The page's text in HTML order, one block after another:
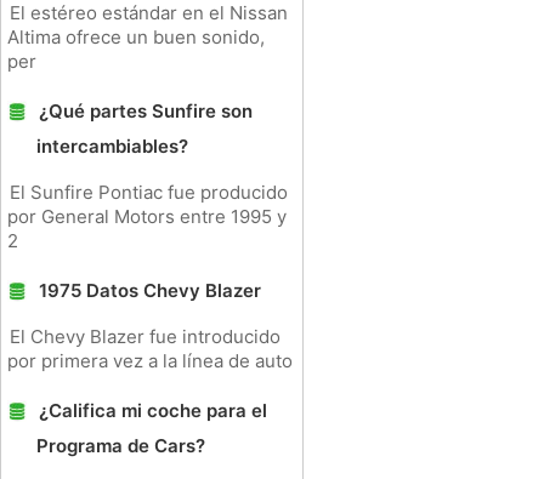
El estéreo estándar en el Nissan
Altima ofrece un buen sonido,
per
¿Qué partes Sunfire son
intercambiables?
El Sunfire Pontiac fue producido
por General Motors entre 1995 y
2
1975 Datos Chevy Blazer
El Chevy Blazer fue introducido
por primera vez a la línea de auto
¿Califica mi coche para el
Programa de Cars?